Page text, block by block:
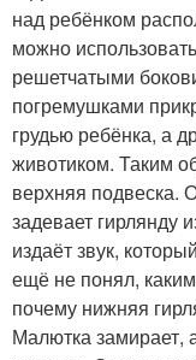
над ребёнком
можно
решетчатыми
погремушками
грудью ребёнка, а
животиком. Таким
верхняя подвеска.
задевает гирлянду
издаёт звук,
ещё не понял,
почему нижняя
Малютка замирает,